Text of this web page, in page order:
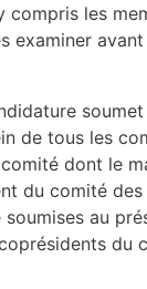
compris les
examiner
de tous les
dont le
du comité
au
du